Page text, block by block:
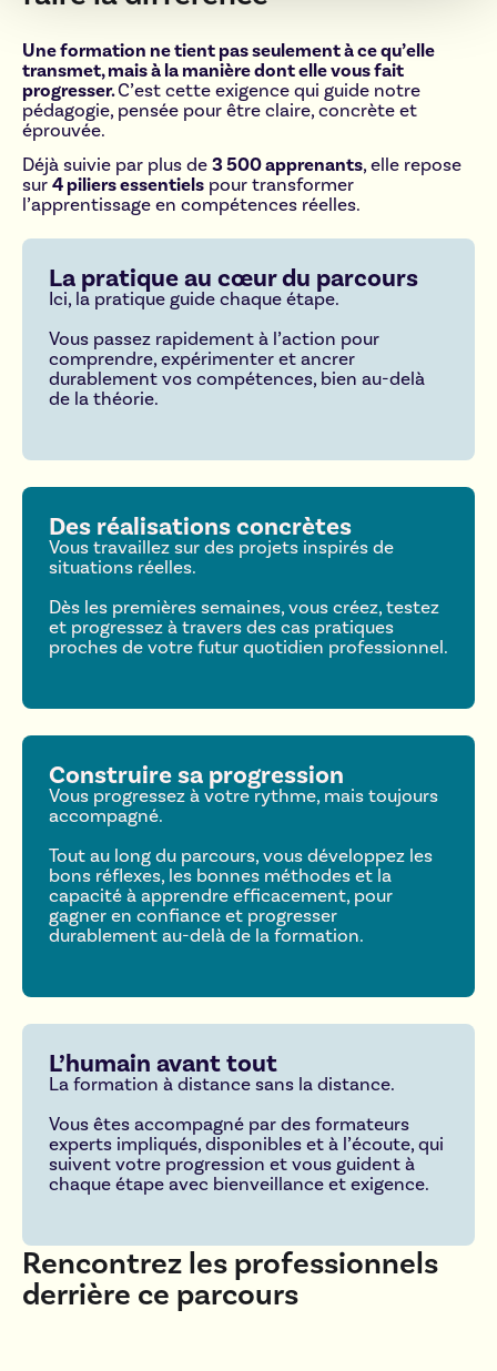
Afficher les détails
Une formation ne tient pas seulement à ce qu’elle
transmet, mais à la manière dont elle vous fait
progresser.C’est cette exigence qui guide notre
pédagogie, pensée pour être claire, concrète et
éprouvée.
Déjà suivie par plus de 3 500 apprenants, elle repose
sur 4 piliers essentiels pour transformer
l’apprentissage en compétences réelles.
La pratique au cœur du parcours
Ici, la pratique guide chaque étape.
Vous passez rapidement à l’action pour
comprendre, expérimenter et ancrer
durablement vos compétences, bien au-delà
de la théorie.
Des réalisations concrètes
Vous travaillez sur des projets inspirés de
situations réelles.
Dès les premières semaines, vous créez, testez
et progressez à travers des cas pratiques
proches de votre futur quotidien professionnel.
Construire sa progression
Vous progressez à votre rythme, mais toujours
accompagné.
Tout au long du parcours, vous développez les
bons réflexes, les bonnes méthodes et la
capacité à apprendre efficacement, pour
gagner en confiance et progresser
durablement au-delà de la formation.
L’humain avant tout
La formation à distance sans la distance.
Vous êtes accompagné par des formateurs
experts impliqués, disponibles et à l’écoute, qui
suivent votre progression et vous guident à
chaque étape avec bienveillance et exigence.
Rencontrez les professionnels
derrière ce parcours